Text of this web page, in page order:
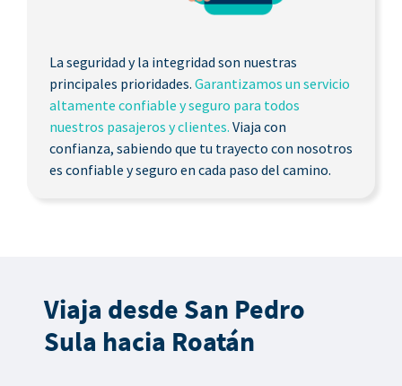
La seguridad y la integridad son nuestras
principales prioridades. Garantizamos un servicio
altamente confiable y seguro para todos
nuestros pasajeros y clientes. Viaja con
confianza, sabiendo que tu trayecto con nosotros
es confiable y seguro en cada paso del camino.
Viaja desde San Pedro
Sula hacia Roatán